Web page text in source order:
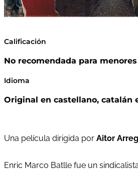
Calificación
No recomendada para
Idioma
Original en castellano, catalán
Una película dirigida por Aitor
Enric Marco Batlle fue un